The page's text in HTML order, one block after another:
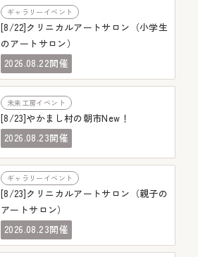
ギャラリーイベント
[8/22]クリニカルアートサロン（小学生
のアートサロン）
2026.08.22開催
未来工房イベント
[8/23]やかまし村の朝市New！
2026.08.23開催
ギャラリーイベント
[8/23]クリニカルアートサロン（親子の
アートサロン）
2026.08.23開催